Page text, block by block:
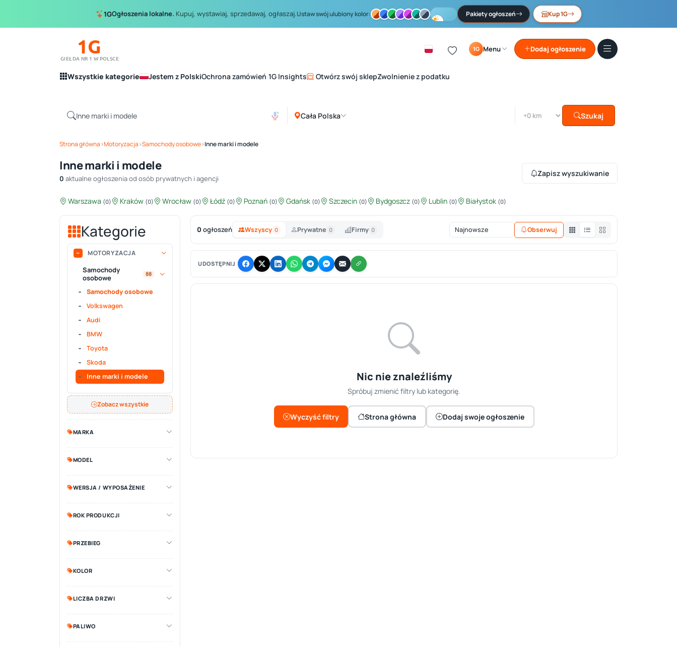
1GOgłoszenia lokalne. Kupuj, wystawiaj, sprzedawaj, ogłaszaj.Ustaw swój ulubiony kolor: Pakiety ogłoszeń Kup 1G
1G
GIEŁDA NR 1 W POLSCE
1G Menu Dodaj ogłoszenie
Wszystkie kategorie Jestem z PolskiOchrona zamówień 1G Insights Otwórz swój sklepZwolnienie z podatku
Cała Polska Szukaj
Strona główna›Motoryzacja›Samochody osobowe›Inne marki i modele
Inne marki i modele
0 aktualne ogłoszenia od osób prywatnych i agencji
Zapisz wyszukiwanie
Warszawa (0) Kraków (0) Wrocław (0) Łódź (0) Poznań (0) Gdańsk (0) Szczecin (0) Bydgoszcz (0) Lublin (0) Białystok (0)
Kategorie
MOTORYZACJA
Samochody
osobowe
88
Samochody osobowe
Volkswagen
Audi
BMW
Toyota
Skoda
Inne marki i modele
Zobacz wszystkie
MARKA
MODEL
WERSJA / WYPOSAŻENIE
ROK PRODUKCJI
PRZEBIEG
KOLOR
LICZBA DRZWI
PALIWO
0 ogłoszeń Wszyscy 0 Prywatne 0 Firmy 0 Obserwuj
UDOSTĘPNIJ
Nic nie znaleźliśmy
Spróbuj zmienić filtry lub kategorię.
Wyczyść filtry Strona główna Dodaj swoje ogłoszenie